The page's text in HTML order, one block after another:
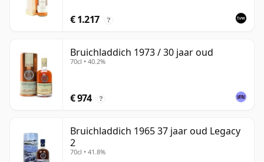
€ 1.217 ?
Bruichladdich 1973 / 30 jaar oud
70cl • 40.2%
€ 974 ?
Bruichladdich 1965 37 jaar oud Legacy
2
70cl • 41.8%